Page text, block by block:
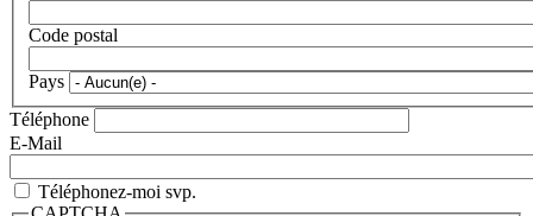
Code postal
Pays
Téléphone
E-Mail
Téléphonez-moi svp.